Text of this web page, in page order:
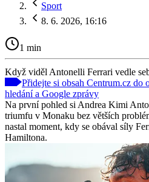
Sport
8. 6. 2026, 16:16
1 min
Když viděl Antonelli Ferrari vedle
Přidejte si obsah Centrum.cz
hledání a Google zprávy
Na první pohled si Andrea Kimi
triumfu v Monaku bez větších
nastal moment, kdy se obával síly
Hamiltona.